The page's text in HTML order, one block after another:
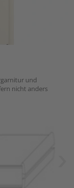
und
nicht anders